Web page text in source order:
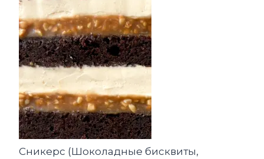
Сникерс (Шоколадные бисквиты,